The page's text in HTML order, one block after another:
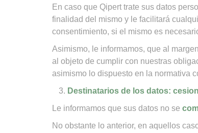
En caso que Qipert trate sus datos
finalidad del mismo y le facilitará
consentimiento, si el mismo es
Asimismo, le informamos, que al
al objeto de cumplir con nuestras
asimismo lo dispuesto en la normativa
Destinatarios de los datos:
Le informamos que sus datos no se
No obstante lo anterior, en aquellos